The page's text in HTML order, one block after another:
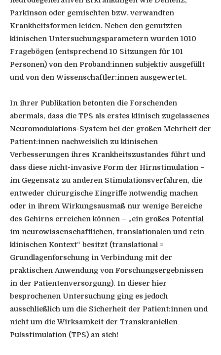
Parkinson oder gemischten bzw. verwandten
Krankheitsformen leiden. Neben den genutzten
klinischen Untersuchungsparametern wurden 1010
Fragebögen (entsprechend 10 Sitzungen für 101
Personen) von den Proband:innen subjektiv ausgefüllt
und von den Wissenschaftler:innen ausgewertet.
In ihrer Publikation betonten die Forschenden
abermals, dass die TPS als erstes klinisch zugelassenes
Neuromodulations-System bei der großen Mehrheit der
Patient:innen nachweislich zu klinischen
Verbesserungen ihres Krankheitszustandes führt und
dass diese nicht-invasive Form der Hirnstimulation –
im Gegensatz zu anderen Stimulationsverfahren, die
entweder chirurgische Eingriffe notwendig machen
oder in ihrem Wirkungsausmaß nur wenige Bereiche
des Gehirns erreichen können – „ein großes Potential
im neurowissenschaftlichen, translationalen und rein
klinischen Kontext“ besitzt (translational =
Grundlagenforschung in Verbindung mit der
praktischen Anwendung von Forschungsergebnissen
in der Patientenversorgung). In dieser hier
besprochenen Untersuchung ging es jedoch
ausschließlich um die Sicherheit der Patient:innen und
nicht um die Wirksamkeit der Transkraniellen
Pulsstimulation (TPS) an sich!